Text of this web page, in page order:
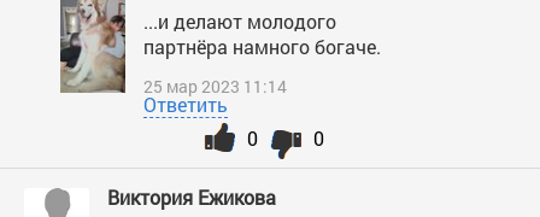
...и делают молодого
партнёра намного богаче.
25 мар 2023 11:14
Ответить
0
0
Виктория Ежикова